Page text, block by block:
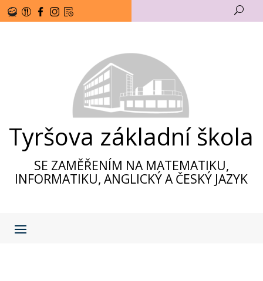
U
Tyršova základní škola
SE ZAMĚŘENÍM NA MATEMATIKU,
INFORMATIKU, ANGLICKÝ A ČESKÝ JAZYK